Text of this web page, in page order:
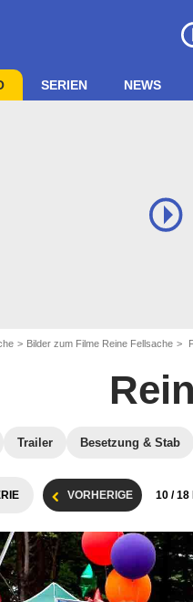
SERIEN NEWS
Bilder zum Filme Reine Fellsache
Trailer Besetzung & Stab
VORHERIGE 10 / 18